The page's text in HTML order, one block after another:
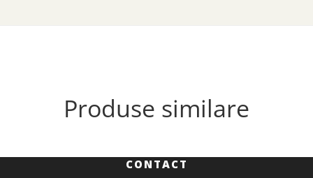
Produse similare
CONTACT